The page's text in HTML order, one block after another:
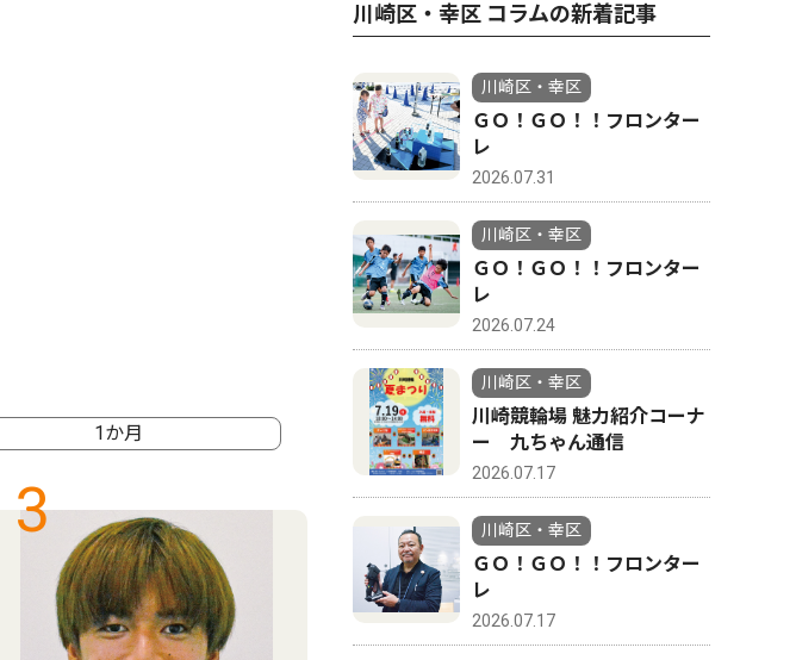
1か月
3 4
川崎区・幸区 コラムの新着記事
川崎区・幸区
ＧＯ！ＧＯ！！フロンター
レ
2026.07.31
川崎区・幸区
ＧＯ！ＧＯ！！フロンター
レ
2026.07.24
川崎区・幸区
川崎競輪場 魅力紹介コーナ
ー 九ちゃん通信
2026.07.17
川崎区・幸区
ＧＯ！ＧＯ！！フロンター
レ
2026.07.17